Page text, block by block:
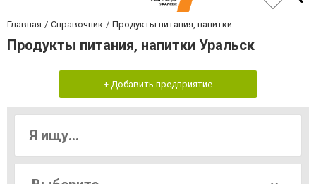
Главная Справочник Продукты питания, напитки
Продукты питания, напитки Уральск
+ Добавить предприятие